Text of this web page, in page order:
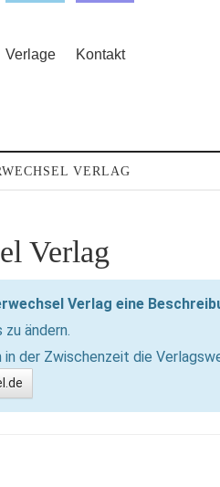
Verlage Kontakt
VERLAG
Verlag
Verlag eine
zu ändern.
in der Zwischenzeit die